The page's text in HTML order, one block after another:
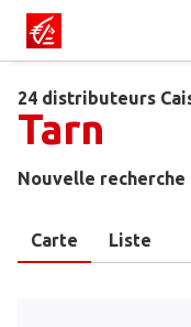
24 distributeurs
Tarn
Nouvelle recherche
Carte Liste